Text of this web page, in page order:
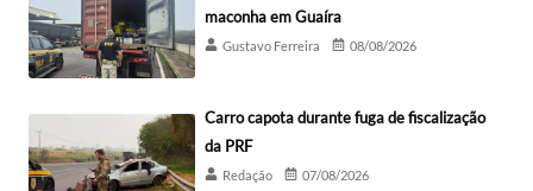
maconha em Guaíra
Gustavo Ferreira 08/08/2026
Carro capota durante fuga de fiscalização
da PRF
Redação 07/08/2026